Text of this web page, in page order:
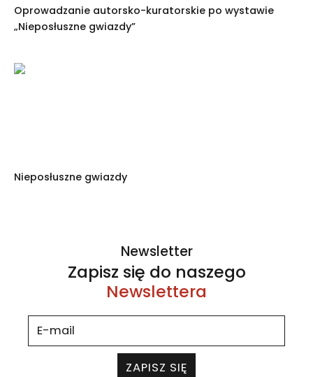
Oprowadzanie autorsko-kuratorskie po wystawie
„Nieposłuszne gwiazdy”
Nieposłuszne gwiazdy
Newsletter
Zapisz się do naszego
Newslettera
ZAPISZ SIĘ